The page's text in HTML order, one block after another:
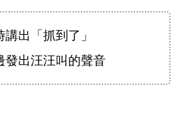
出「抓到了」
發出汪汪叫的聲音